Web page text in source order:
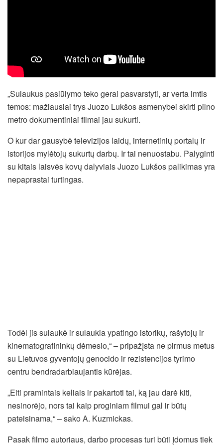
„Sulaukus pasiūlymo teko gerai pasvarstyti, ar verta imtis
temos: mažiausiai trys Juozo Lukšos asmenybei skirti pilno
metro dokumentiniai filmai jau sukurti.
O kur dar gausybė televizijos laidų, internetinių portalų ir
istorijos mylėtojų sukurtų darbų. Ir tai nenuostabu. Palyginti
su kitais laisvės kovų dalyviais Juozo Lukšos palikimas yra
nepaprastai turtingas.
Todėl jis sulaukė ir sulaukia ypatingo istorikų, rašytojų ir
kinematografininkų dėmesio,“ – pripažįsta ne pirmus metus
su Lietuvos gyventojų genocido ir rezistencijos tyrimo
centru bendradarbiaujantis kūrėjas.
„Eiti pramintais keliais ir pakartoti tai, ką jau darė kiti,
nesinorėjo, nors tai kaip proginiam filmui gal ir būtų
pateisinama,“ – sako A. Kuzmickas.
Pasak filmo autoriaus, darbo procesas turi būti įdomus tiek